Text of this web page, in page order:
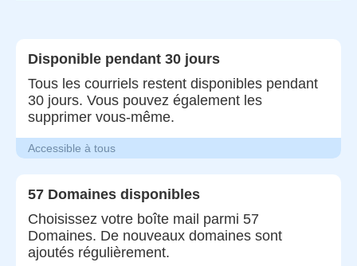
Disponible pendant 30 jours
Tous les courriels restent disponibles pendant
30 jours. Vous pouvez également les
supprimer vous-même.
Accessible à tous
57 Domaines disponibles
Choisissez votre boîte mail parmi 57
Domaines. De nouveaux domaines sont
ajoutés régulièrement.